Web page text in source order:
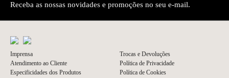
Receba as nossas novidades e promoções no seu e-mail.
Imprensa
Atendimento ao Cliente
Especificidades dos Produtos
Trocas e Devoluções
Política de Privacidade
Política de Cookies